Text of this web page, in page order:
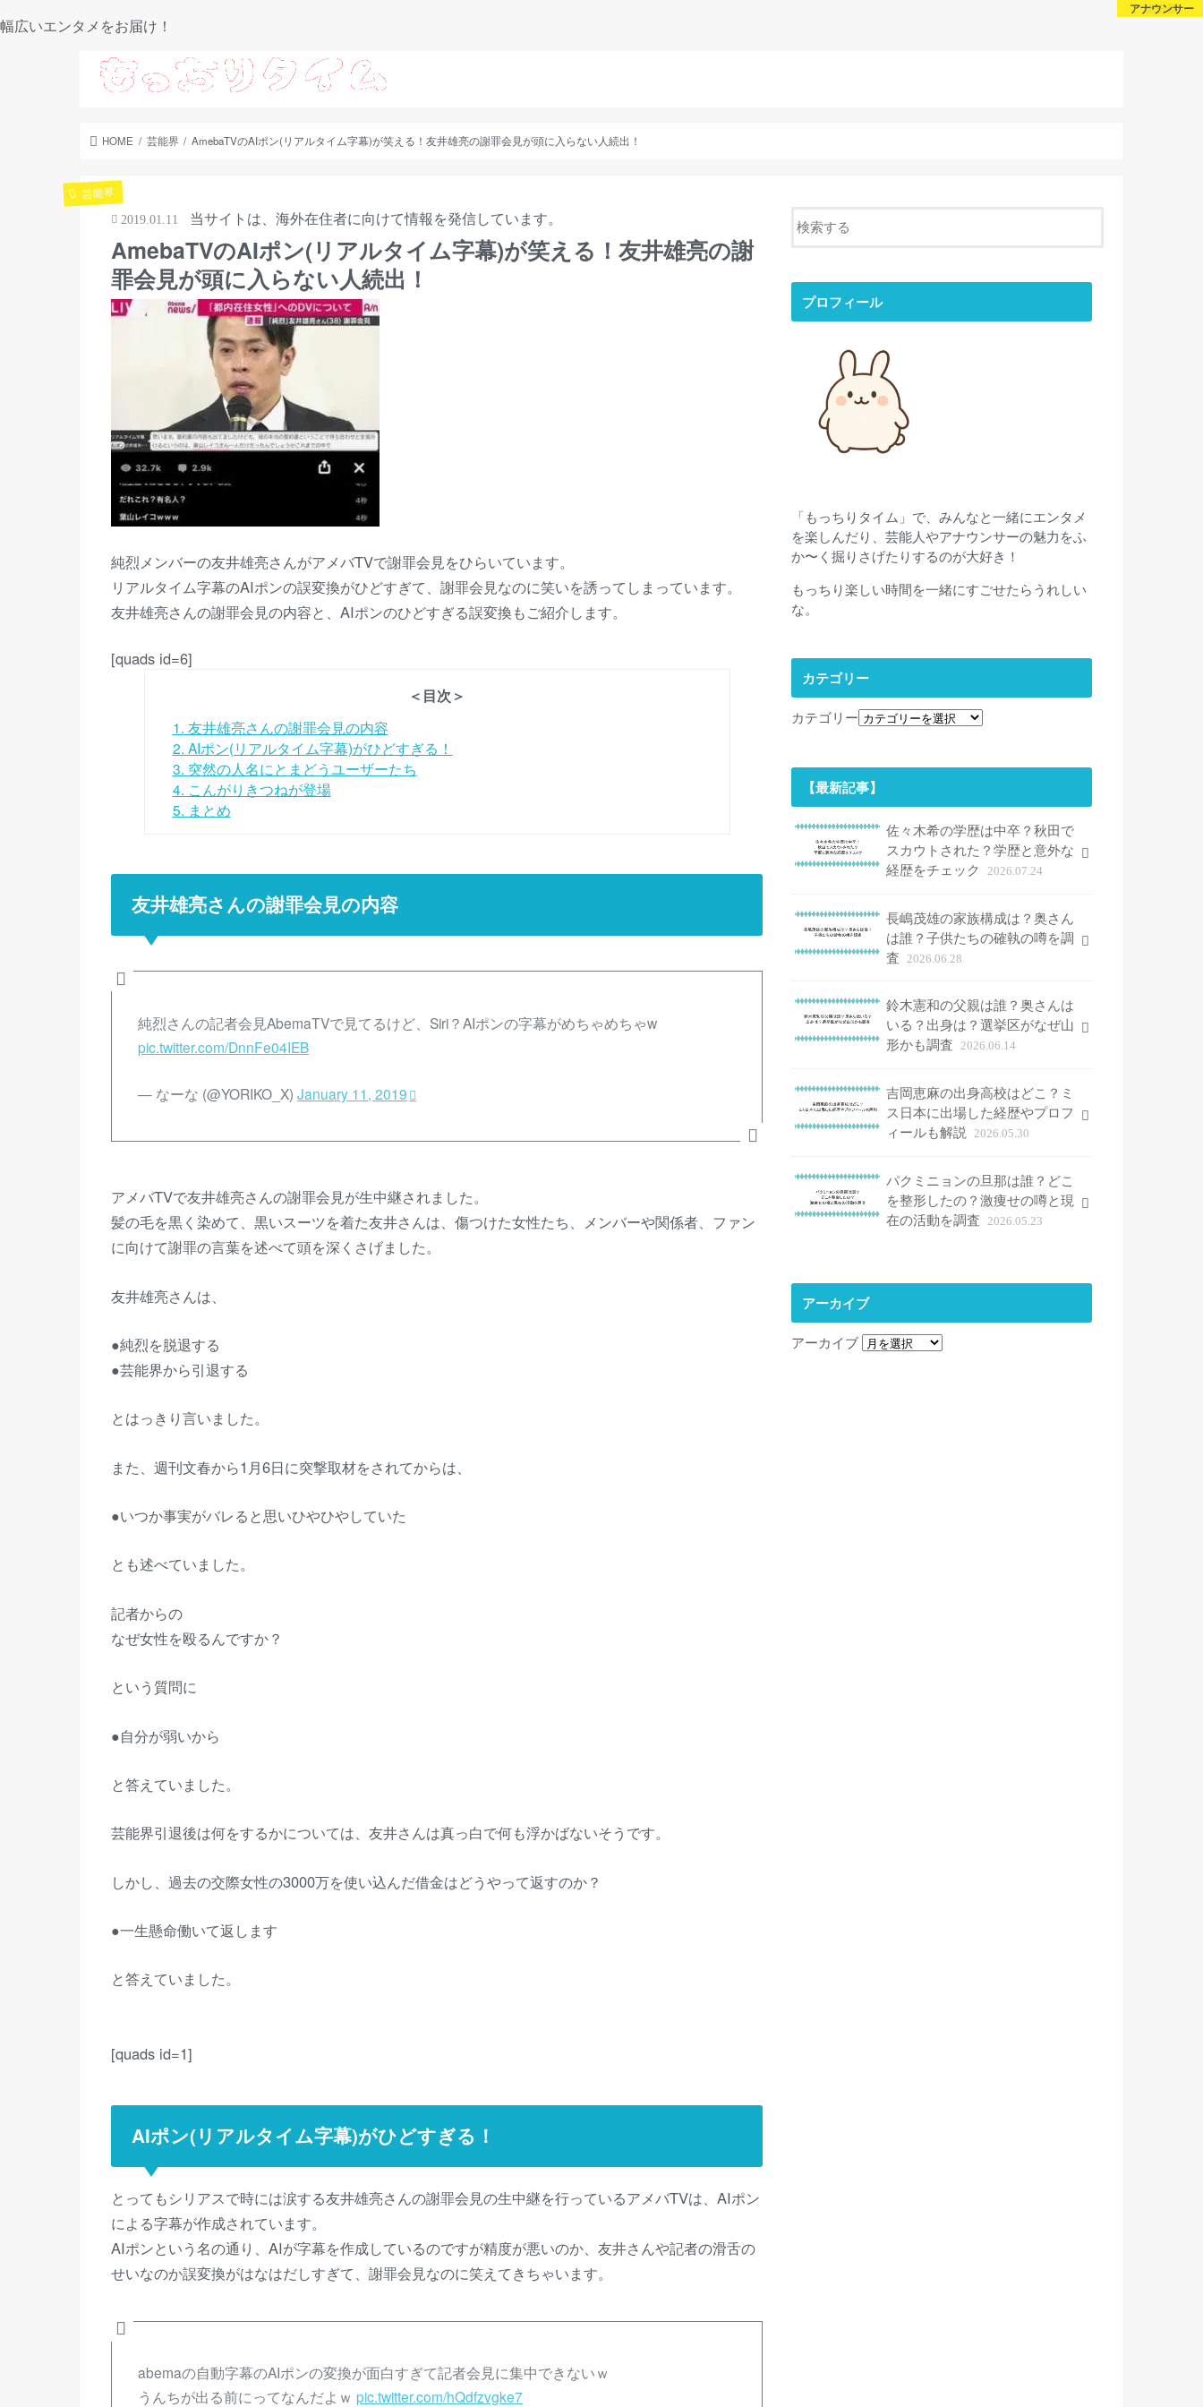
幅広いエンタメをお届け！
HOME 芸能界 AmebaTVのAIポン(リアルタイム字幕)が笑える！友井雄亮の謝罪会見が頭に入らない人続出！
芸能界
2019.01.11 当サイトは、海外在住者に向けて情報を発信しています。
AmebaTVのAIポン(リアルタイム字幕)が笑える！友井雄亮の謝
罪会見が頭に入らない人続出！
純烈メンバーの友井雄亮さんがアメバTVで謝罪会見をひらいています。
リアルタイム字幕のAIポンの誤変換がひどすぎて、謝罪会見なのに笑いを誘ってしまっています。
友井雄亮さんの謝罪会見の内容と、AIポンのひどすぎる誤変換もご紹介します。
[quads id=6]
＜目次＞
1. 友井雄亮さんの謝罪会見の内容
2. AIポン(リアルタイム字幕)がひどすぎる！
3. 突然の人名にとまどうユーザーたち
4. こんがりきつねが登場
5. まとめ
友井雄亮さんの謝罪会見の内容
純烈さんの記者会見AbemaTVで見てるけど、Siri？AIポンの字幕がめちゃめちゃw
pic.twitter.com/DnnFe04IEB
— なーな (@YORIKO_X)January 11, 2019
アメバTVで友井雄亮さんの謝罪会見が生中継されました。
髪の毛を黒く染めて、黒いスーツを着た友井さんは、傷つけた女性たち、メンバーや関係者、ファン
に向けて謝罪の言葉を述べて頭を深くさげました。
友井雄亮さんは、
●純烈を脱退する
●芸能界から引退する
とはっきり言いました。
また、週刊文春から1月6日に突撃取材をされてからは、
●いつか事実がバレると思いひやひやしていた
とも述べていました。
記者からの
なぜ女性を殴るんですか？
という質問に
●自分が弱いから
と答えていました。
芸能界引退後は何をするかについては、友井さんは真っ白で何も浮かばないそうです。
しかし、過去の交際女性の3000万を使い込んだ借金はどうやって返すのか？
●一生懸命働いて返します
と答えていました。
[quads id=1]
AIポン(リアルタイム字幕)がひどすぎる！
とってもシリアスで時には涙する友井雄亮さんの謝罪会見の生中継を行っているアメバTVは、AIポン
による字幕が作成されています。
AIポンという名の通り、AIが字幕を作成しているのですが精度が悪いのか、友井さんや記者の滑舌の
せいなのか誤変換がはなはだしすぎて、謝罪会見なのに笑えてきちゃいます。
abemaの自動字幕のAIポンの変換が面白すぎて記者会見に集中できないｗ
うんちが出る前にってなんだよｗpic.twitter.com/hQdfzvgke7
芸能・スポーツ
芸能・スポーツ
未分類
アナウンサー
プロフィール
「もっちりタイム」で、みんなと一緒にエンタメ
を楽しんだり、芸能人やアナウンサーの魅力をふ
か〜く掘りさげたりするのが大好き！
もっちり楽しい時間を一緒にすごせたらうれしい
な。
カテゴリー
カテゴリー
【最新記事】
佐々木希の学歴は中卒？秋田で
スカウトされた？学歴と意外な
経歴をチェック
2026.07.24
長嶋茂雄の家族構成は？奥さん
は誰？子供たちの確執の噂を調
査
2026.06.28
鈴木憲和の父親は誰？奥さんは
いる？出身は？選挙区がなぜ山
形かも調査 2026.06.14
吉岡恵麻の出身高校はどこ？ミ
ス日本に出場した経歴やプロフ
ィールも解説
2026.05.30
パクミニョンの旦那は誰？どこ
を整形したの？激痩せの噂と現
在の活動を調査
2026.05.23
アーカイブ
アーカイブ